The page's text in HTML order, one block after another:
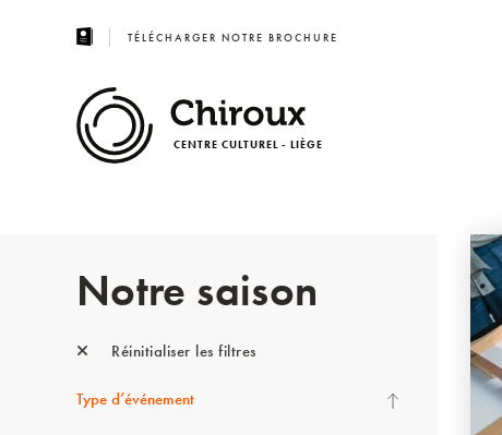
TÉLÉCHARGER NOTRE BROCHURE
CENTRE CULTUREL - LIÈGE
Notre saison
Réinitialiser les filtres
Type d’événement